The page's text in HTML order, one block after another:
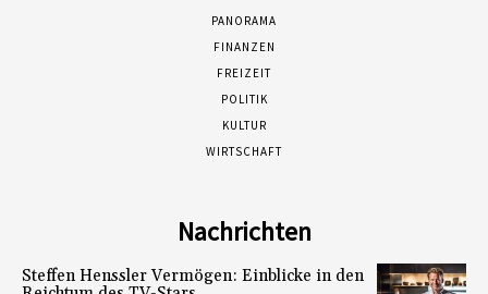
PANORAMA
FINANZEN
FREIZEIT
POLITIK
KULTUR
WIRTSCHAFT
Nachrichten
Steffen Henssler Vermögen: Einblicke in den